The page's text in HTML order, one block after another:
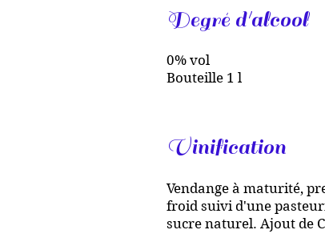
Degré d'alcool
0% vol
Bouteille 1 l
Vinification
Vendange à maturité,
froid suivi d'une
sucre naturel. Ajout de